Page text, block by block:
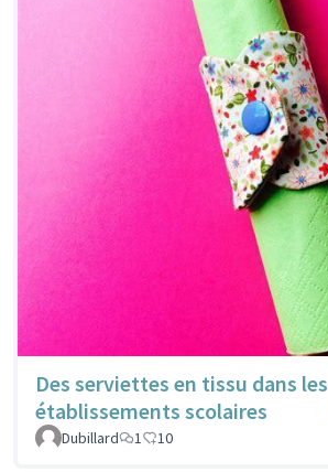
Des serviettes en tissu dans les
établissements scolaires
Dubillard
1 10